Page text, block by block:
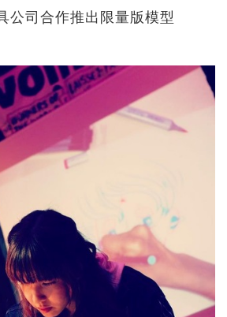
公司合作推出限量版模型